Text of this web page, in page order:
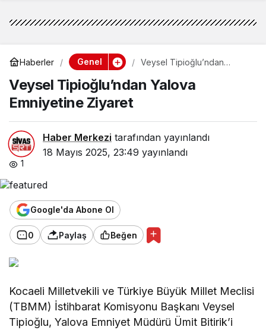
Haberler Genel
Veysel Tipioğlu’ndan
Veysel Tipioğlu’ndan Yalova
Emniyetine Ziyaret
Haber Merkezi tarafından yayınlandı
18 Mayıs 2025, 23:49 yayınlandı
1
Google'da Abone Ol
0 Paylaş Beğen
Kocaeli Milletvekili ve Türkiye Büyük Millet Meclisi
(TBMM) İstihbarat Komisyonu Başkanı Veysel
Tipioğlu, Yalova Emniyet Müdürü Ümit Bitirik’i